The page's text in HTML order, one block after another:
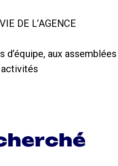
DE L’AGENCE
d’équipe, aux
activités